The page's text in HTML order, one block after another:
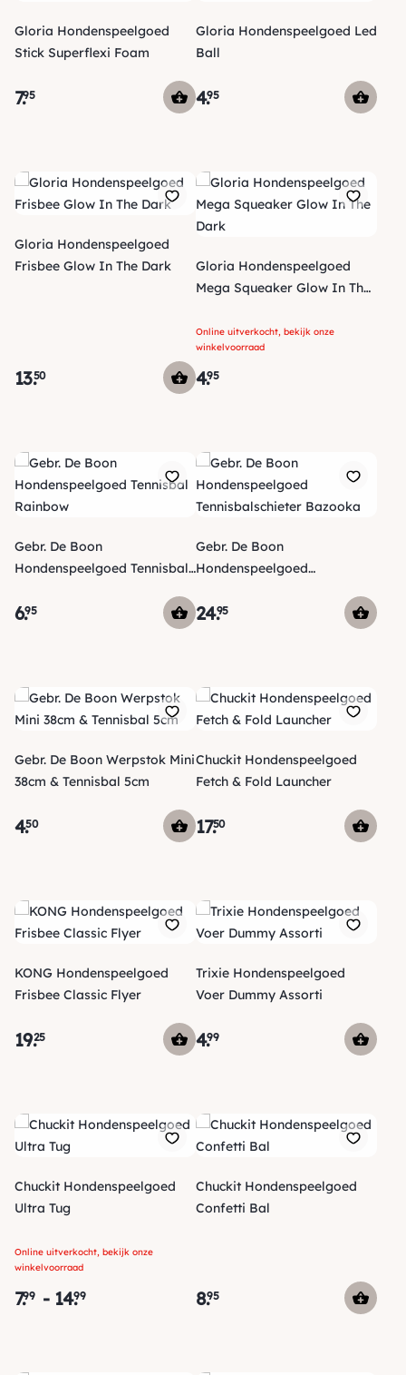
Gloria Hondenspeelgoed
Stick Superflexi Foam
7.95
Gloria Hondenspeelgoed Led
Ball
4.95
Gloria Hondenspeelgoed
Frisbee Glow In The Dark
13.50
Gloria Hondenspeelgoed
Mega Squeaker Glow In The
Online uitverkocht, bekijk onze
winkelvoorraad
4.95
Gebr. De Boon
Hondenspeelgoed Tennisbal
6.95
Gebr. De Boon
Hondenspeelgoed
24.95
Gebr. De Boon Werpstok Mini
38cm & Tennisbal 5cm
4.50
Chuckit Hondenspeelgoed
Fetch & Fold Launcher
17.50
KONG Hondenspeelgoed
Frisbee Classic Flyer
19.25
Trixie Hondenspeelgoed
Voer Dummy Assorti
4.99
Chuckit Hondenspeelgoed
Ultra Tug
Online uitverkocht, bekijk onze
winkelvoorraad
7.99 - 14.99
Chuckit Hondenspeelgoed
Confetti Bal
8.95